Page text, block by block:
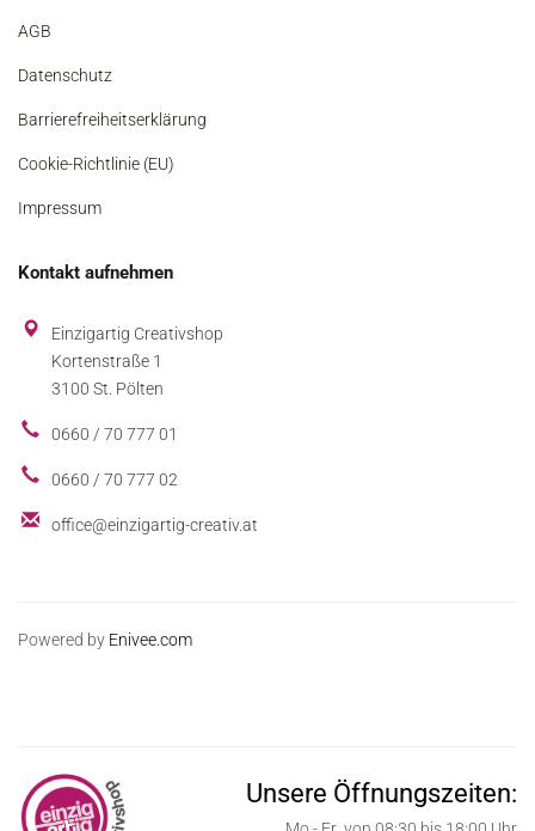
AGB
Datenschutz
Barrierefreiheitserklärung
Cookie-Richtlinie (EU)
Impressum
Kontakt aufnehmen
Einzigartig Creativshop
Kortenstraße 1
3100 St. Pölten
0660 / 70 777 01
0660 / 70 777 02
office@einzigartig-creativ.at
Powered by Enivee.com
Unsere Öffnungszeiten: